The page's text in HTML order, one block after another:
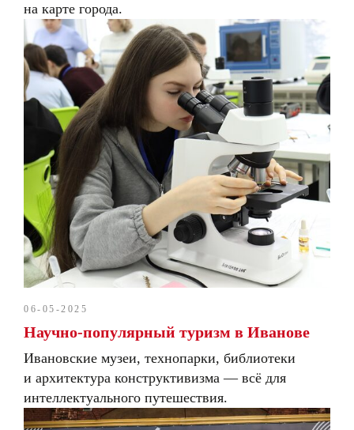
на карте города.
06-05-2025
Научно-популярный туризм в Иванове
Ивановские музеи, технопарки, библиотеки
и архитектура конструктивизма — всё для
интеллектуального путешествия.